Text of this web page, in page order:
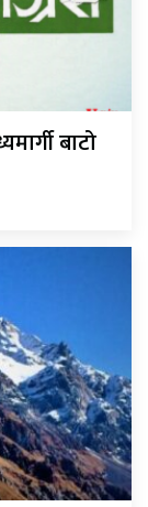
बाटो